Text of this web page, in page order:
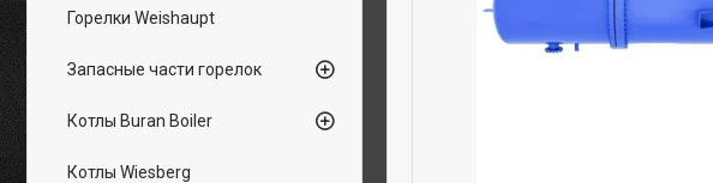
Горелки Weishaupt
Запасные части горелок
Котлы Buran Boiler
Котлы Wiesberg